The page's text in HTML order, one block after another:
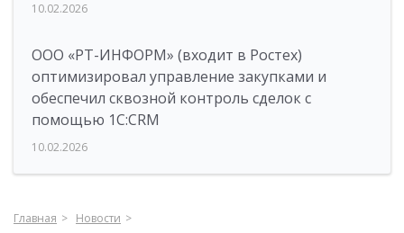
10.02.2026
ООО «РТ-ИНФОРМ» (входит в Ростех)
оптимизировал управление закупками и
обеспечил сквозной контроль сделок с
помощью 1С:CRM
10.02.2026
Главная
Новости